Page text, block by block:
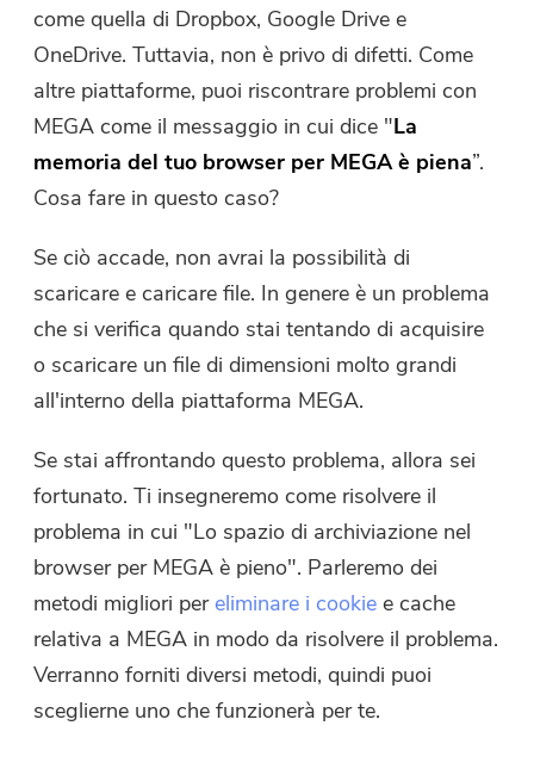
Compressore di Foto gratuito
Compressore di PDF gratuito
come quella di Dropbox, Google Drive e
OneDrive. Tuttavia, non è privo di difetti. Come
altre piattaforme, puoi riscontrare problemi con
MEGA come il messaggio in cui dice "La
memoria del tuo browser per MEGA è piena”.
Cosa fare in questo caso?
Se ciò accade, non avrai la possibilità di
scaricare e caricare file. In genere è un problema
che si verifica quando stai tentando di acquisire
o scaricare un file di dimensioni molto grandi
all'interno della piattaforma MEGA.
Se stai affrontando questo problema, allora sei
fortunato. Ti insegneremo come risolvere il
problema in cui "Lo spazio di archiviazione nel
browser per MEGA è pieno". Parleremo dei
metodi migliori pereliminare i cookie e cache
relativa a MEGA in modo da risolvere il problema.
Verranno forniti diversi metodi, quindi puoi
sceglierne uno che funzionerà per te.